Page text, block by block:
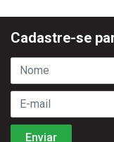
Cadastre-se